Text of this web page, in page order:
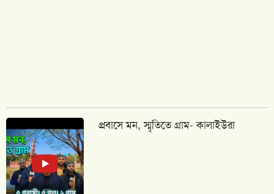
প্রবাসে মন, স্মৃতিতে গ্রাম- কালাইউরা